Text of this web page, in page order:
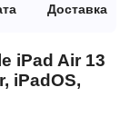
Доставка
iPad Air 13
iPadOS,